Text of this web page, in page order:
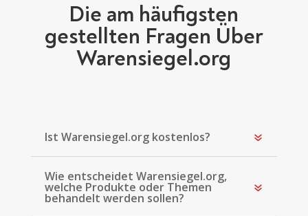
Die am häufigsten
gestellten Fragen Über
Warensiegel.org
Ist Warensiegel.org kostenlos?
Wie entscheidet Warensiegel.org,
welche Produkte oder Themen
behandelt werden sollen?